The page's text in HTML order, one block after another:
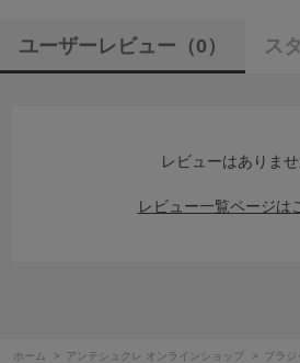
ユーザーレビュー （0） ス
レビューはありませ
レビュー一覧ページは
ホーム > アンテシュクレ オンラインショップ > ブラジ